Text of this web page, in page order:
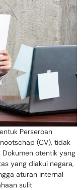
Perseroan
(CV), tidak
otentik yang
yang diakui negara,
aturan internal
sulit